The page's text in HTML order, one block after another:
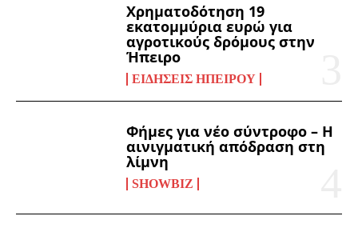
Χρηματοδότηση 19
εκατομμύρια ευρώ για
αγροτικούς δρόμους στην
Ήπειρο
ΕΙΔΉΣΕΙΣ ΗΠΕΊΡΟΥ
Φήμες για νέο σύντροφο – Η
αινιγματική απόδραση στη
λίμνη
SHOWBIZ